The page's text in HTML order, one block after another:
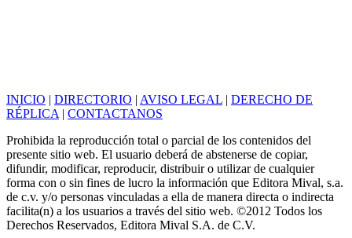
INICIO | DIRECTORIO | AVISO LEGAL | DERECHO DE
RÉPLICA | CONTACTANOS
Prohibida la reproducción total o parcial de los contenidos del
presente sitio web. El usuario deberá de abstenerse de copiar,
difundir, modificar, reproducir, distribuir o utilizar de cualquier
forma con o sin fines de lucro la información que Editora Mival, s.a.
de c.v. y/o personas vinculadas a ella de manera directa o indirecta
facilita(n) a los usuarios a través del sitio web. ©2012 Todos los
Derechos Reservados, Editora Mival S.A. de C.V.